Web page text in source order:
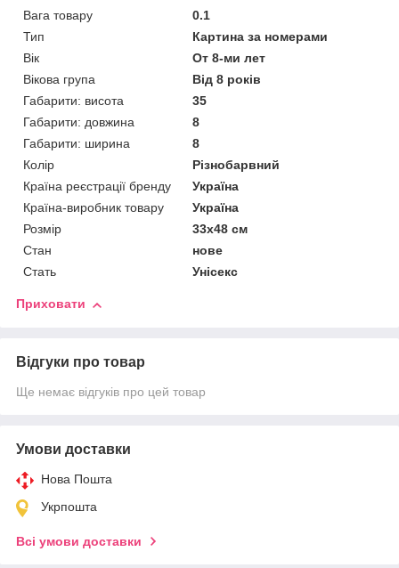
Вага товару
0.1
Тип
Картина за номерами
Вік
От 8-ми лет
Вікова група
Від 8 років
Габарити: висота
35
Габарити: довжина
8
Габарити: ширина
8
Колір
Різнобарвний
Країна реєстрації бренду
Україна
Країна-виробник товару
Україна
Розмір
33х48 см
Стан
нове
Стать
Унісекс
Приховати
Відгуки про товар
Ще немає відгуків про цей товар
Умови доставки
Нова Пошта
Укрпошта
Всі умови доставки